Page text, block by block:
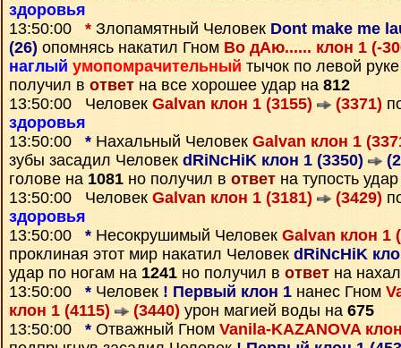
здоровья
13:50:00 * Злопамятный Человек Dont make me
(26) опомнясь накатил Гном Во дАю...... клон 1 (-
наглый умопомрачительный тычок по левой
получил в ответ на все хорошее удар на 812
13:50:00 Человек Galvan клон 1 (3155) (3371)
здоровья
13:50:00 * Нахальный Человек Galvan клон 1
зубы засадил Человек dRiNcHiK клон 1 (3350)
голове на 1081 но получил в ответ на тупость
13:50:00 Человек Galvan клон 1 (3181) (3429)
здоровья
13:50:00 * Несокрушимый Человек Galvan клон 1
проклиная этот мир накатил Человек dRiNcHiK
удар по ногам на 1241 но получил в ответ на
13:50:00 * Человек ! Первый клон 1 нанес Гном
клон 1 (4115)
(3440) урон магией воды на 675
13:50:00 * Отважный Гном Vanila-KAZANOVA